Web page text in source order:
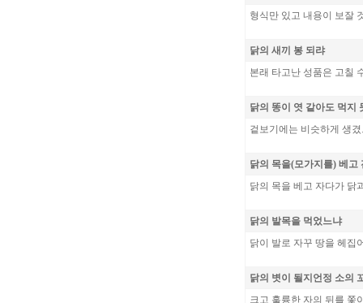
형식만 있고 내용이 보잘
닭의 새끼 봉 되랴
본래 타고난 성품은 고칠
닭의 똥이 엿 같아도 먹지
겉보기에는 비슷하게 생
닭의 목을(모가지를) 베고
닭의 목을 베고 자다가 닭
닭의 발목을 먹었느냐
닭이 발로 자꾸 땅을 헤집
닭의 볏이 될지언정 소의
크고 훌륭한 자의 뒤를 쫓